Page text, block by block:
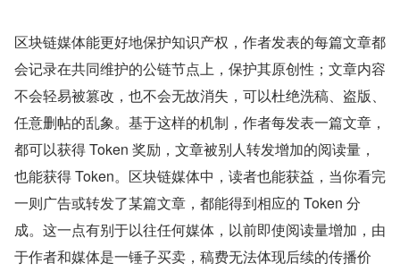
区块链媒体能更好地保护知识产权，作者发表的每篇文章都
会记录在共同维护的公链节点上，保护其原创性；文章内容
不会轻易被篡改，也不会无故消失，可以杜绝洗稿、盗版、
任意删帖的乱象。基于这样的机制，作者每发表一篇文章，
都可以获得 Token 奖励，文章被别人转发增加的阅读量，
也能获得 Token。区块链媒体中，读者也能获益，当你看完
一则广告或转发了某篇文章，都能得到相应的 Token 分
成。这一点有别于以往任何媒体，以前即使阅读量增加，由
于作者和媒体是一锤子买卖，稿费无法体现后续的传播价